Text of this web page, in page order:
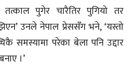
पुगेर चारैतिर पुगियो तर
उनले नेपाल प्रेससँग भने, ‘यस्तो
समस्यामा परेका बेला पनि उद्दार
।’